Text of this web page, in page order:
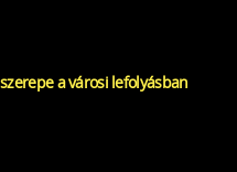
a városi lefolyásban